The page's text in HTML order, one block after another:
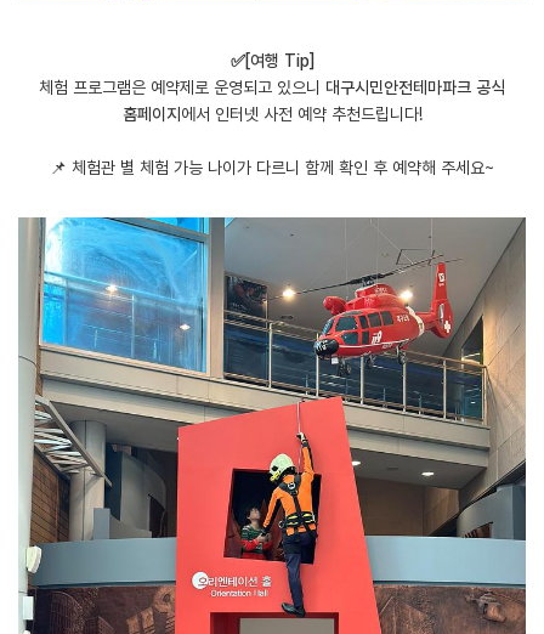
✅[여행 Tip]
체험 프로그램은 예약제로 운영되고 있으니 대구시민안전테마파크 공식
홈페이지에서 인터넷 사전 예약 추천드립니다!
​📌 체험관 별 체험 가능 나이가 다르니 함께 확인 후 예약해 주세요~